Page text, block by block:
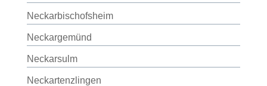
Neckarbischofsheim
Neckargemünd
Neckarsulm
Neckartenzlingen